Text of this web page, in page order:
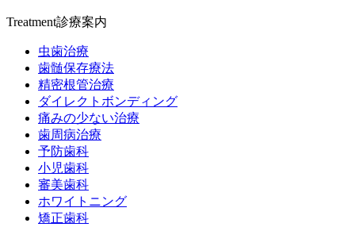
Treatment診療案内
虫歯治療
歯髄保存療法
精密根管治療
ダイレクトボンディング
痛みの少ない治療
歯周病治療
予防歯科
小児歯科
審美歯科
ホワイトニング
矯正歯科